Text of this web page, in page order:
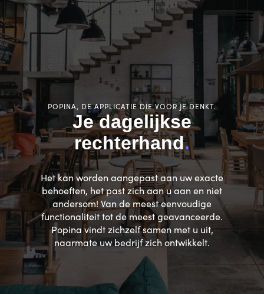
POPINA, DE APPLICATIE DIE VOOR JE DENKT.
Je dagelijkse
rechterhand.
Het kan worden aangepast aan uw exacte
behoeften, het past zich aan u aan en niet
andersom! Van de meest eenvoudige
functionaliteit tot de meest geavanceerde.
Popina vindt zichzelf samen met u uit,
naarmate uw bedrijf zich ontwikkelt.